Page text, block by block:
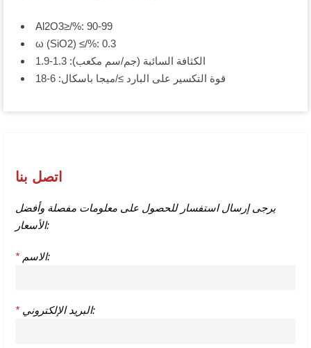
Al2O3≥/%: 90-99
ω (SiO2) ≤/%: 0.3
الكثافة السائبة (جم/سم مكعب): 1.3-1.9
قوة التكسير على البارد ≥/ميجا باسكال: 6-18
اتصل بنا
يرجى إرسال استفسار للحصول على معلومات مفصلة وأفضل
الأسعار:
* الاسم:
* البريد الإلكتروني: